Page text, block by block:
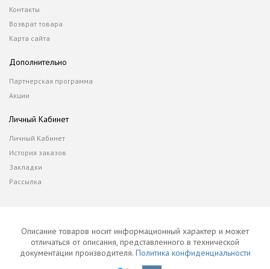
Контакты
Возврат товара
Карта сайта
Дополнительно
Партнерская программа
Акции
Личный Кабинет
Личный Кабинет
История заказов
Закладки
Рассылка
Описание товаров носит информационный характер и может
отличаться от описания, представленного в технической
документации производителя. Политика конфиденциальности